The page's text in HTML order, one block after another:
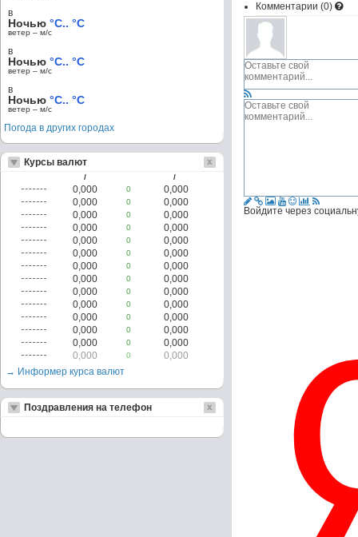
Комментарии (0)
Войдите через
в
Ночью °C.. °C
ветер – м/c
в
Ночью °C.. °C
ветер – м/c
в
Ночью °C.. °C
ветер – м/c
Погода в других городах
Курсы валют
/ /
0,000 0
0,000
0,000
0
0,000
0,000
0
0,000
0,000
0
0,000
0,000
0
0,000
0,000
0
0,000
0,000
0
0,000
0,000
0
0,000
0,000
0
0,000
0,000
0
0,000
0,000
0
0,000
0,000
0
0,000
0,000
0
0,000
0,000
0
0,000
→ Информер курса валют
Поздравления на телефон